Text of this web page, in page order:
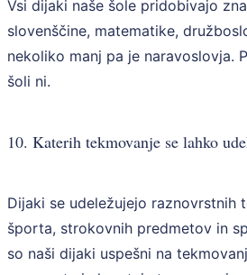
Vsi dijaki naše šole pridobivajo
slovenščine, matematike,
nekoliko manj pa je naravoslovja.
šoli ni.
10. Katerih tekmovanje se lahko
Dijaki se udeležujejo raznovrstnih
športa, strokovnih predmetov in
so naši dijaki uspešni na